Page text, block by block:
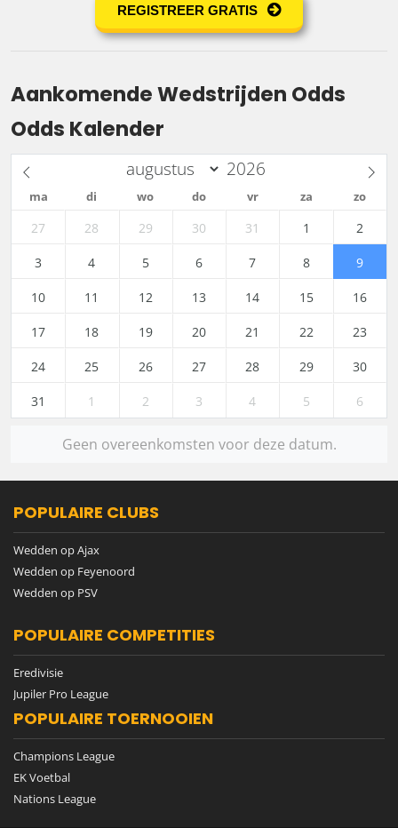
REGISTREER GRATIS
Aankomende Wedstrijden Odds
Odds Kalender
ma di wo do vr za zo
27 28 29 30 31 1 2
3 4 5 6 7 8 9
10 11 12 13 14 15 16
17 18 19 20 21 22 23
24 25 26 27 28 29 30
31 1 2 3 4 5 6
Geen overeenkomsten voor deze datum.
POPULAIRE CLUBS
Wedden op Ajax
Wedden op Feyenoord
Wedden op PSV
POPULAIRE COMPETITIES
Eredivisie
Jupiler Pro League
POPULAIRE TOERNOOIEN
Champions League
EK Voetbal
Nations League